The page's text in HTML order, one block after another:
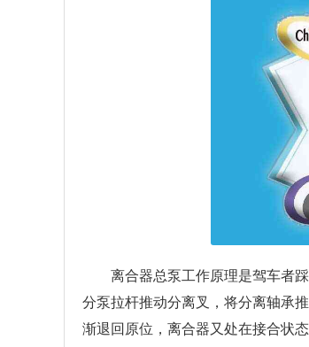
离合器总泵工作原理是驾车者
分泵拉杆推动分离叉，将分离轴承
渐退回原位，离合器又处在接合状态